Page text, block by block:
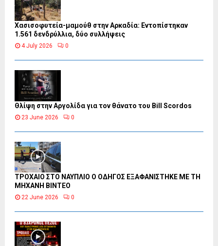
Χασισοφυτεία-μαμούθ στην Αρκαδία: Εντοπίστηκαν
1.561 δενδρύλλια, δύο συλλήψεις
4 July 2026 0
Θλίψη στην Αργολίδα για τον θάνατο του Bill Scordos
23 June 2026 0
ΤΡΟΧΑΙΟ ΣΤΟ ΝΑΥΠΛΙΟ Ο ΟΔΗΓΟΣ ΕΞΑΦΑΝΙΣΤΗΚΕ ΜΕ ΤΗ
ΜΗΧΑΝΗ ΒΙΝΤΕΟ
22 June 2026 0